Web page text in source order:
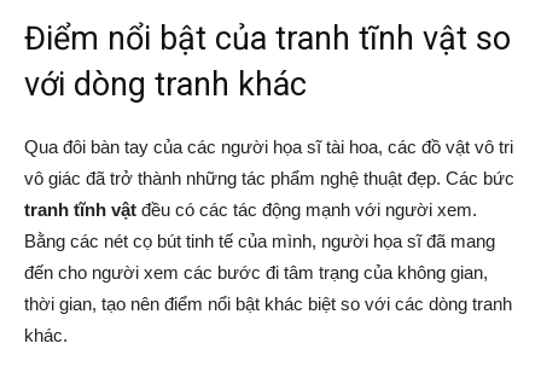
Điểm nổi bật của tranh tĩnh vật so
với dòng tranh khác
Qua đôi bàn tay của các người họa sĩ tài hoa, các đồ vật vô tri
vô giác đã trở thành những tác phẩm nghệ thuật đẹp. Các bức
tranh tĩnh vật đều có các tác động mạnh với người xem.
Bằng các nét cọ bút tinh tế của mình, người họa sĩ đã mang
đến cho người xem các bước đi tâm trạng của không gian,
thời gian, tạo nên điểm nổi bật khác biệt so với các dòng tranh
khác.